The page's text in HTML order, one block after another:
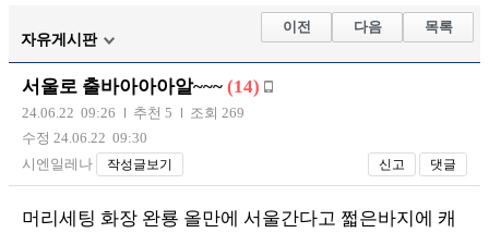
해외축구
국내축구
자유게시판
이전 다음 목록
서울로 출바아아아알~~~ (14)
24.06.22 09:26 추천 5
조회 269
수정 24.06.22 09:30
시엔일레나
작성글보기 신고 댓글
머리세팅 화장 완룡 올만에 서울간다고 쩗은바지에 캐